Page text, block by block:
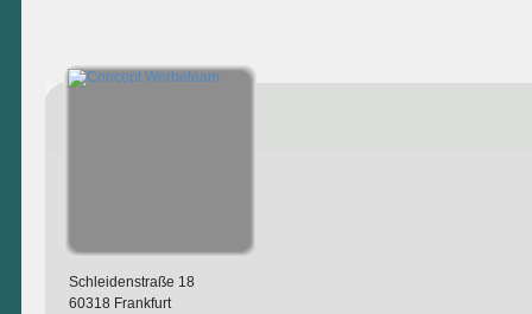
Schleidenstraße 18
60318 Frankfurt